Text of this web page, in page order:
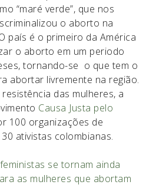
“maré verde”, que nos
o aborto na
país é o primeiro da América
o aborto em um periodo
tornando-se o que tem o
abortar livremente na região.
das mulheres, a
Causa Justa pelo
100 organizações de
ativistas colombianas.
se tornam ainda
as mulheres que abortam